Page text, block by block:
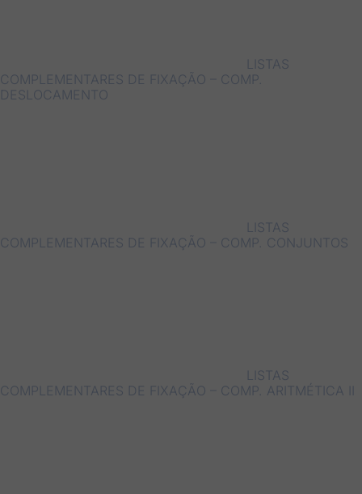
LISTAS
COMPLEMENTARES DE FIXAÇÃO – COMP.
DESLOCAMENTO
LISTAS
COMPLEMENTARES DE FIXAÇÃO – COMP. CONJUNTOS
LISTAS
COMPLEMENTARES DE FIXAÇÃO – COMP. ARITMÉTICA II